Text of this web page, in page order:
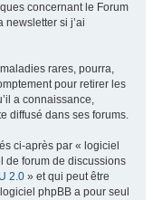
concernant le Forum
newsletter si j’ai
rares, pourra,
pour retirer les
a connaissance,
diffusé dans ses forums.
ci-après par « logiciel
de forum de discussions
2.0 » et qui peut être
phpBB a pour seul